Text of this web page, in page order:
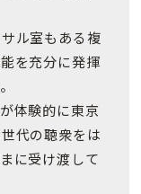
ル室もある複
を充分に発揮
体験的に東京
代の聴衆をは
に受け渡して